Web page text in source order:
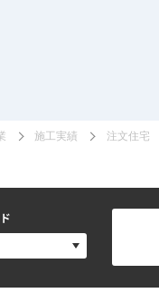
施工実績 注文住宅